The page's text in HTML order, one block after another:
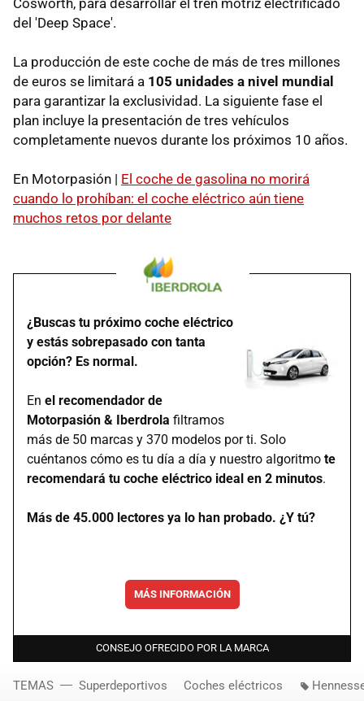
Cosworth, para desarrollar el tren motriz electrificado
del 'Deep Space'.
La producción de este coche de más de tres millones
de euros se limitará a 105 unidades a nivel mundial
para garantizar la exclusividad. La siguiente fase el
plan incluye la presentación de tres vehículos
completamente nuevos durante los próximos 10 años.
En Motorpasión | El coche de gasolina no morirá
cuando lo prohíban: el coche eléctrico aún tiene
muchos retos por delante
¿Buscas tu próximo coche eléctrico
y estás sobrepasado con tanta
opción? Es normal.
En el recomendador de
Motorpasión & Iberdrola filtramos
más de 50 marcas y 370 modelos por ti. Solo
cuéntanos cómo es tu día a día y nuestro algoritmo te
recomendará tu coche eléctrico ideal en 2 minutos.
Más de 45.000 lectores ya lo han probado. ¿Y tú?
MÁS INFORMACIÓN
CONSEJO OFRECIDO POR LA MARCA
TEMAS Superdeportivos Coches eléctricos